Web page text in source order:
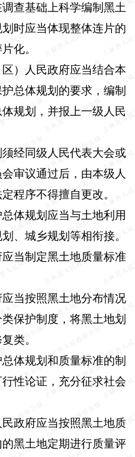
查基础上科学编制黑土
时应当体现整体连片的
化。
）人民政府应当结合本
总体规划的要求，编制
规划，并报上一级人民
经同级人民代表大会或
审议通过后，由本级人
程序不得擅自更改。
体规划应当与土地利用
、城乡规划等相衔接。
当制定黑土地质量标准
当按照黑土地分布情况
保护制度，将黑土地划
类。
体规划和质量标准的制
性论证，充分征求社会
政府应当按照黑土地质
黑土地定期进行质量评